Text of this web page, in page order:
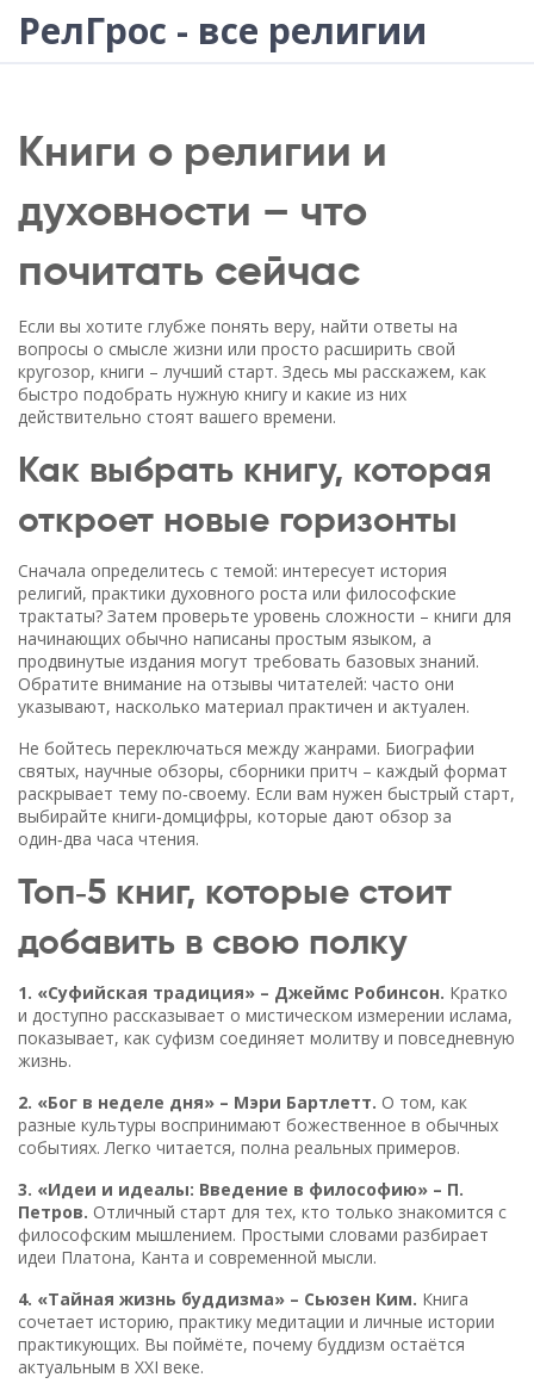
РелГрос - все религии
Книги о религии и
духовности – что
почитать сейчас
Если вы хотите глубже понять веру, найти ответы на
вопросы о смысле жизни или просто расширить свой
кругозор, книги – лучший старт. Здесь мы расскажем, как
быстро подобрать нужную книгу и какие из них
действительно стоят вашего времени.
Как выбрать книгу, которая
откроет новые горизонты
Сначала определитесь с темой: интересует история
религий, практики духовного роста или философские
трактаты? Затем проверьте уровень сложности – книги для
начинающих обычно написаны простым языком, а
продвинутые издания могут требовать базовых знаний.
Обратите внимание на отзывы читателей: часто они
указывают, насколько материал практичен и актуален.
Не бойтесь переключаться между жанрами. Биографии
святых, научные обзоры, сборники притч – каждый формат
раскрывает тему по‑своему. Если вам нужен быстрый старт,
выбирайте книги‑домцифры, которые дают обзор за
один‑два часа чтения.
Топ‑5 книг, которые стоит
добавить в свою полку
1. «Суфийская традиция» – Джеймс Робинсон. Кратко
и доступно рассказывает о мистическом измерении ислама,
показывает, как суфизм соединяет молитву и повседневную
жизнь.
2. «Бог в неделе дня» – Мэри Бартлетт. О том, как
разные культуры воспринимают божественное в обычных
событиях. Легко читается, полна реальных примеров.
3. «Идеи и идеалы: Введение в философию» – П.
Петров. Отличный старт для тех, кто только знакомится с
философским мышлением. Простыми словами разбирает
идеи Платона, Канта и современной мысли.
4. «Тайная жизнь буддизма» – Сьюзен Ким. Книга
сочетает историю, практику медитации и личные истории
практикующих. Вы поймёте, почему буддизм остаётся
актуальным в XXI веке.